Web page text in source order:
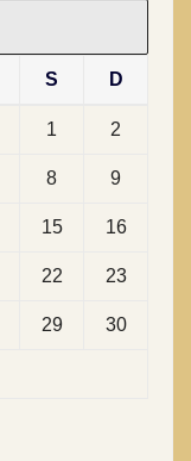
S D
1 2
8 9
15 16
22 23
29 30